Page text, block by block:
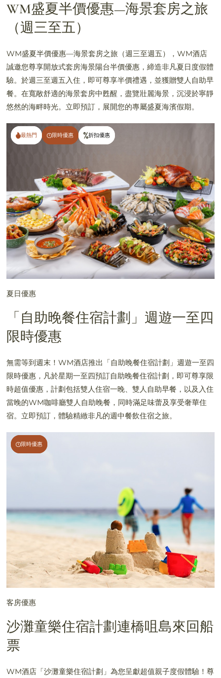
WM盛夏半價優惠—海景套房之旅
（週三至五）
WM盛夏半價優惠—海景套房之旅（週三至週五），WM酒店
誠邀您尊享開放式套房海景陽台半價優惠，締造非凡夏日度假體
驗。於週三至週五入住，即可尊享半價禮遇，並獲贈雙人自助早
餐。在寬敞舒適的海景套房中甦醒，盡覽壯麗海景，沉浸於寧靜
悠然的海畔時光。立即預訂，展開您的專屬盛夏海濱假期。
最熱門 限時優惠 折扣優惠
最熱門 限時優惠 折扣優惠
夏日優惠
「自助晚餐住宿計劃」週遊一至四
限時優惠
無需等到週末！WM酒店推出「自助晚餐住宿計劃」週遊一至四
限時優惠，凡於星期一至四預訂自助晚餐住宿計劃，即可尊享限
時超值優惠，計劃包括雙人住宿一晚、雙人自助早餐，以及入住
當晚的WM咖啡廳雙人自助晚餐，同時滿足味蕾及享受奢華住
宿。立即預訂，體驗精緻非凡的週中餐飲住宿之旅。
限時優惠
限時優惠
客房優惠
沙灘童樂住宿計劃連橋咀島來回船
票
WM酒店「沙灘童樂住宿計劃」為您呈獻超值親子度假體驗！尊